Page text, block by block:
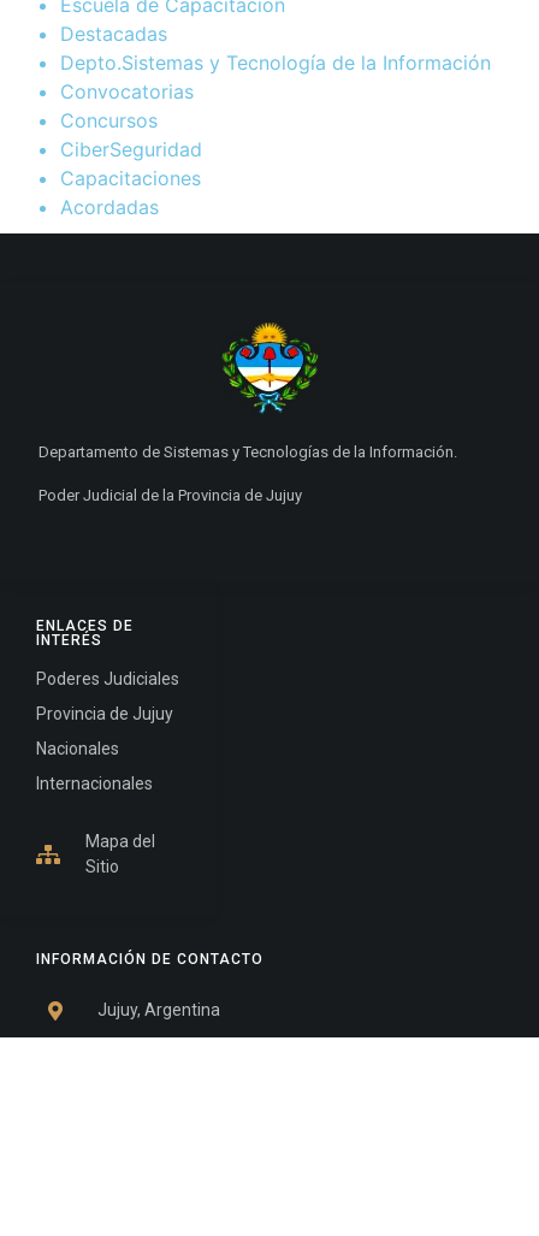
Escuela de Capacitacion
Destacadas
Depto.Sistemas y Tecnología de la Información
Convocatorias
Concursos
CiberSeguridad
Capacitaciones
Acordadas
INFORMACIÓN DE CONTACTO
Jujuy, Argentina
ENLACES DE
INTERÉS
Poderes Judiciales
Provincia de Jujuy
Nacionales
Internacionales
Mapa del
Sitio
Departamento de Sistemas y Tecnologías de la Información.
Poder Judicial de la Provincia de Jujuy